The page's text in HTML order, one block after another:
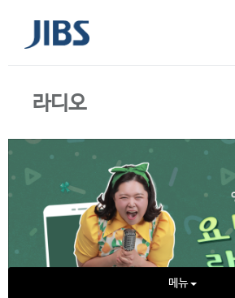
라디오
메뉴